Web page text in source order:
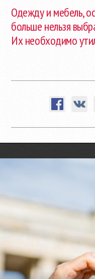
Одежду и мебель,
больше нельзя
Их необходимо